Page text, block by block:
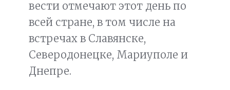
вести отмечают этот день по
всей стране, в том числе на
встречах в Славянске,
Северодонецке, Мариуполе и
Днепре.